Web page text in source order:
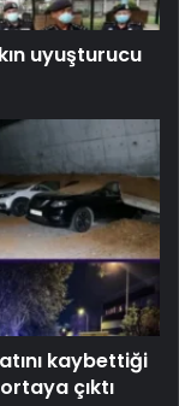
uyuşturucu
kaybettiği
çıktı